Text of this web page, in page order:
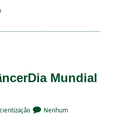
Dia Mundial
Nenhum